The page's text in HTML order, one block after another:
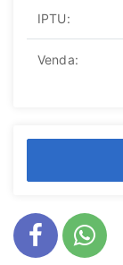
IPTU:
Venda: